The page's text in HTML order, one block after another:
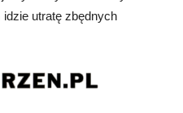
utratę zbędnych